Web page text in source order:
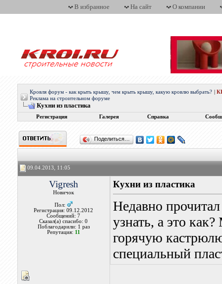
В избранное На сайт О компании
Кровля форум - как крыть крышу, чем крыть крышу, какую кровлю выбрать?
Реклама на строительном форуме
Кухни из пластика
Регистрация Галерея Справка
Поделиться…
09.04.2013, 11:05
Vigresh
Новичок
Пол:
Регистрация: 09.12.2012
Сообщений: 7
Сказал(а) спасибо: 0
Поблагодарили: 1 раз
Репутация: 11
Кухни из пластика
Недавно
узнать, а это
горячую
специальный